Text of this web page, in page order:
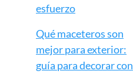
esfuerzo
Qué maceteros son
mejor para exterior:
guía para decorar con